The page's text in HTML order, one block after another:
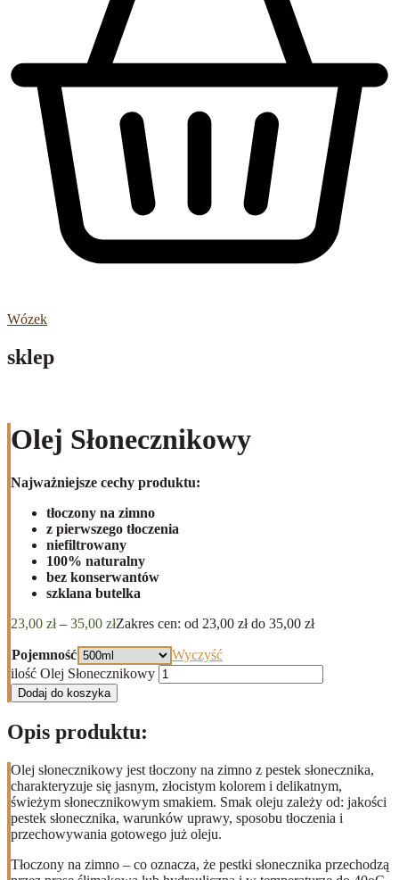
Wózek
sklep
Olej Słonecznikowy
Najważniejsze cechy produktu:
tłoczony na zimno
z pierwszego tłoczenia
niefiltrowany
100% naturalny
bez konserwantów
szklana butelka
23,00 zł – 35,00 złZakres cen: od 23,00 zł do 35,00 zł
Pojemność
Wyczyść
ilość Olej Słonecznikowy
Dodaj do koszyka
Opis produktu:
Olej słonecznikowy jest tłoczony na zimno z pestek słonecznika,
charakteryzuje się jasnym, złocistym kolorem i delikatnym,
świeżym słonecznikowym smakiem. Smak oleju zależy od: jakości
pestek słonecznika, warunków uprawy, sposobu tłoczenia i
przechowywania gotowego już oleju.
Tłoczony na zimno – co oznacza, że pestki słonecznika przechodzą